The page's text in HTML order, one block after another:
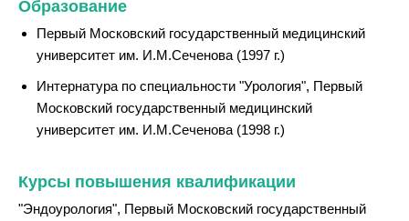
Образование
Первый Московский государственный медицинский
университет им. И.М.Сеченова (1997 г.)
Интернатура по специальности "Урология", Первый
Московский государственный медицинский
университет им. И.М.Сеченова (1998 г.)
Курсы повышения квалификации
"Эндоурология", Первый Московский государственный